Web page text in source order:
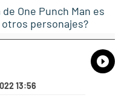
One Punch Man es
personajes?
13:56